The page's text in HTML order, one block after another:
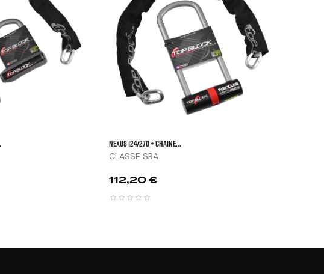
NEXUS 124/270 + Chaine...
CLASSE SRA
Prix
112,20 €